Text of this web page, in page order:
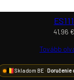
ES111
41,96 €
Tovább
Skladom BE ·Doručenie